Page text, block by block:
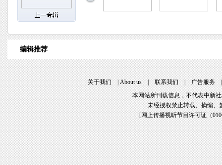
编辑推荐
关于我们|About us|联系我们|广告服务
本网站所刊载信息，不代表中新
未经授权禁止转载、摘编、
[网上传播视听节目许可证（